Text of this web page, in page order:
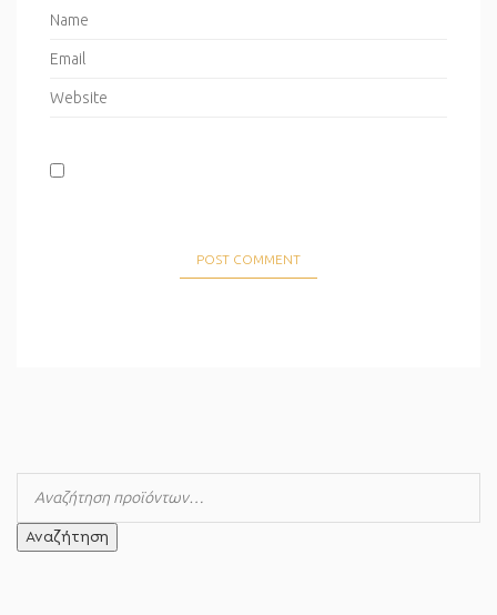
Αναζήτηση